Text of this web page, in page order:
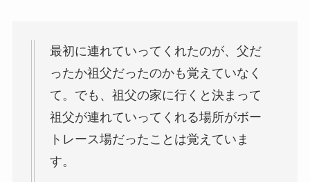
最初に連れていってくれたのが、父だ
ったか祖父だったのかも覚えていなく
て。でも、祖父の家に行くと決まって
祖父が連れていってくれる場所がボー
トレース場だったことは覚えていま
す。